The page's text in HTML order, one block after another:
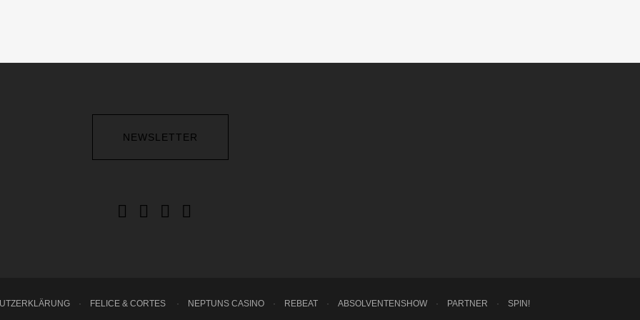
NEWSLETTER
· FELICE & CORTES · NEPTUNS CASINO · REBEAT · ABSOLVENTENSHOW · PARTNER · SPIN!